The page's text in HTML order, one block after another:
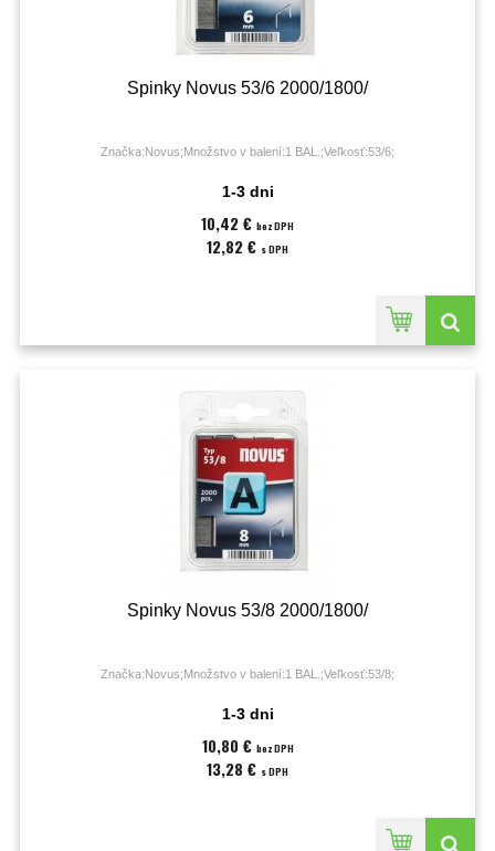
Spinky Novus 53/6 2000/1800/
Značka:Novus;Množstvo v balení:1 BAL.;Veľkosť:53/6;
1-3 dni
10,42 € bez DPH
12,82 € s DPH
Spinky Novus 53/8 2000/1800/
Značka:Novus;Množstvo v balení:1 BAL.;Veľkosť:53/8;
1-3 dni
10,80 € bez DPH
13,28 € s DPH